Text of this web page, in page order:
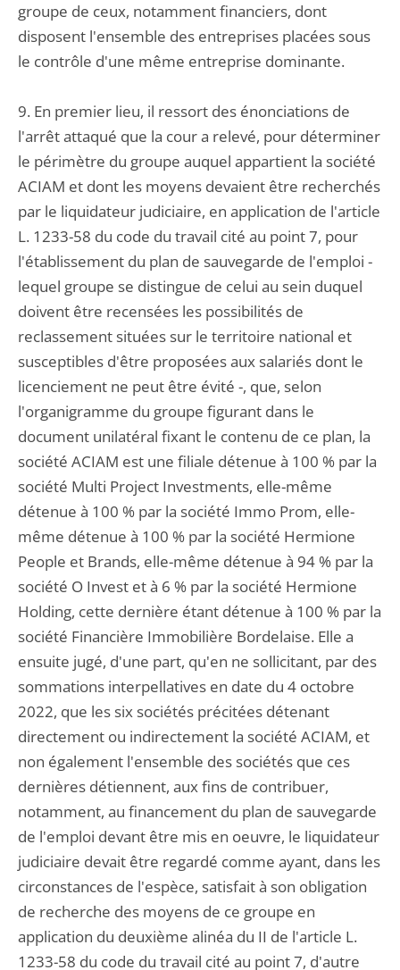
groupe de ceux, notamment financiers, dont
disposent l'ensemble des entreprises placées sous
le contrôle d'une même entreprise dominante.
9. En premier lieu, il ressort des énonciations de
l'arrêt attaqué que la cour a relevé, pour déterminer
le périmètre du groupe auquel appartient la société
ACIAM et dont les moyens devaient être recherchés
par le liquidateur judiciaire, en application de l'article
L. 1233-58 du code du travail cité au point 7, pour
l'établissement du plan de sauvegarde de l'emploi -
lequel groupe se distingue de celui au sein duquel
doivent être recensées les possibilités de
reclassement situées sur le territoire national et
susceptibles d'être proposées aux salariés dont le
licenciement ne peut être évité -, que, selon
l'organigramme du groupe figurant dans le
document unilatéral fixant le contenu de ce plan, la
société ACIAM est une filiale détenue à 100 % par la
société Multi Project Investments, elle-même
détenue à 100 % par la société Immo Prom, elle-
même détenue à 100 % par la société Hermione
People et Brands, elle-même détenue à 94 % par la
société O Invest et à 6 % par la société Hermione
Holding, cette dernière étant détenue à 100 % par la
société Financière Immobilière Bordelaise. Elle a
ensuite jugé, d'une part, qu'en ne sollicitant, par des
sommations interpellatives en date du 4 octobre
2022, que les six sociétés précitées détenant
directement ou indirectement la société ACIAM, et
non également l'ensemble des sociétés que ces
dernières détiennent, aux fins de contribuer,
notamment, au financement du plan de sauvegarde
de l'emploi devant être mis en oeuvre, le liquidateur
judiciaire devait être regardé comme ayant, dans les
circonstances de l'espèce, satisfait à son obligation
de recherche des moyens de ce groupe en
application du deuxième alinéa du II de l'article L.
1233-58 du code du travail cité au point 7, d'autre